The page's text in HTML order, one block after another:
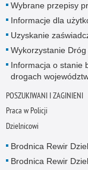
Wybrane przepisy
Informacje dla
Uzyskanie
Wykorzystanie
Informacja o stanie
drogach
POSZUKIWANI I ZAGINIENI
Praca w Policji
Dzielnicowi
Brodnica Rewir
Brodnica Rewir